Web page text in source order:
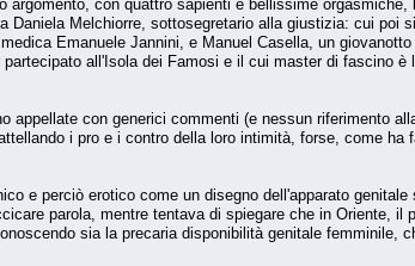
con quattro sapienti e bellissime orgasmiche,
Melchiorre, sottosegretario alla giustizia: cui poi
Emanuele Jannini, e Manuel Casella, un
all'Isola dei Famosi e il cui master di fascino è
con generici commenti (e nessun riferimento
i pro e i contro della loro intimità, forse, come ha
e perciò erotico come un disegno dell'apparato
parola, mentre tentava di spiegare che in Oriente, il
sia la precaria disponibilità genitale femminile,